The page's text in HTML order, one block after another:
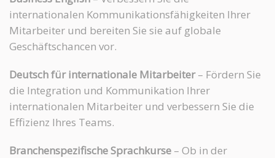
internationalen Kommunikationsfähigkeiten Ihrer
Mitarbeiter und bereiten Sie sie auf globale
Geschäftschancen vor.
Deutsch für internationale Mitarbeiter– Fördern Sie
die Integration und Kommunikation Ihrer
internationalen Mitarbeiter und verbessern Sie die
Effizienz Ihres Teams.
Branchenspezifische Sprachkurse – Ob in der